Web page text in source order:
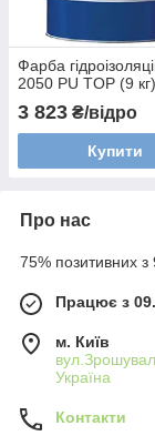
Фарба
2050 PU TOP (9 кг)
3 823 ₴/відро
Купити
Про нас
75% позитивних з
Працює з
м. Київ
Україна
Контакти